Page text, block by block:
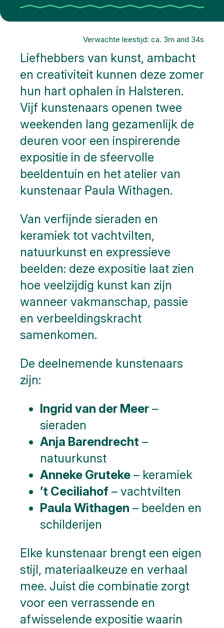
Verwachte leestijd: ca. 3m and 34s
Liefhebbers van kunst, ambacht
en creativiteit kunnen deze zomer
hun hart ophalen in Halsteren.
Vijf kunstenaars openen twee
weekenden lang gezamenlijk de
deuren voor een inspirerende
expositie in de sfeervolle
beeldentuin en het atelier van
kunstenaar Paula Withagen.
Van verfijnde sieraden en
keramiek tot vachtvilten,
natuurkunst en expressieve
beelden: deze expositie laat zien
hoe veelzijdig kunst kan zijn
wanneer vakmanschap, passie
en verbeeldingskracht
samenkomen.
De deelnemende kunstenaars
zijn:
Ingrid van der Meer –
sieraden
Anja Barendrecht –
natuurkunst
Anneke Gruteke – keramiek
’t Ceciliahof – vachtvilten
Paula Withagen – beelden en
schilderijen
Elke kunstenaar brengt een eigen
stijl, materiaalkeuze en verhaal
mee. Juist die combinatie zorgt
voor een verrassende en
afwisselende expositie waarin